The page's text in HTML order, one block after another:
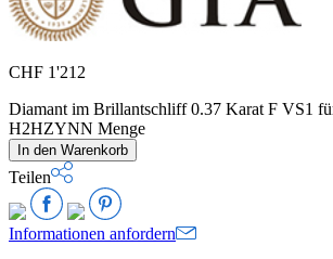
CHF 1'212
Diamant im Brillantschliff 0.37 Karat F VS1
H2HZYNN Menge
In den Warenkorb
Teilen
Informationen anfordern